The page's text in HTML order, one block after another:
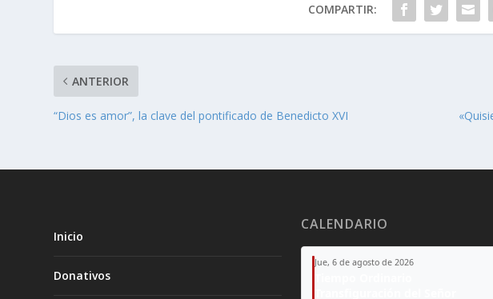
COMPARTIR:
ANTERIOR
“Dios es amor”, la clave del pontificado de Benedicto XVI
Inicio
Donativos
CALENDARIO
Jue, 6 de agosto de 2026